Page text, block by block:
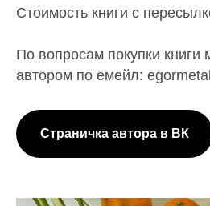
Стоимость книги с
По вопросам покупки книги
автором по емейл:
Страничка автора в ВК